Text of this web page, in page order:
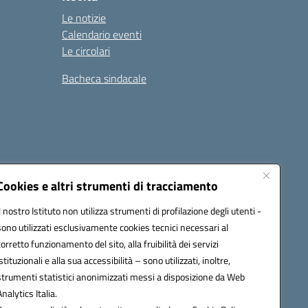
e altri strumenti di tracciamento
nostro Istituto non utilizza strumenti di profilazione degli utenti -
utilizzati esclusivamente cookies tecnici necessari al
funzionamento del sito, alla fruibilità dei servizi
e alla sua accessibilità – sono utilizzati, inoltre,
statistici anonimizzati messi a disposizione da Web
Italia.
Le notizie
Calendario eventi
Le circolari
Bacheca sindacale
Seguici su:
(PEC):tpis002005@pec.istruzione.it